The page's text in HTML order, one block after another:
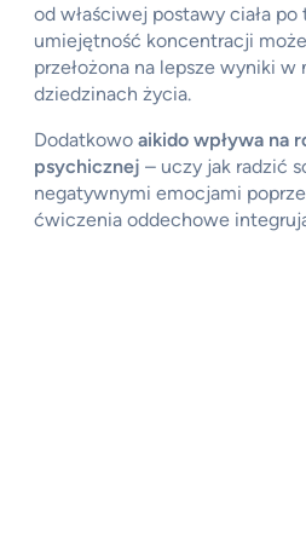
od właściwej postawy ciała
umiejętność koncentracji
przełożona na lepsze wyniki w
dziedzinach życia.
Dodatkowo aikido wpływa na
psychicznej – uczy jak radzić
negatywnymi emocjami
ćwiczenia oddechowe